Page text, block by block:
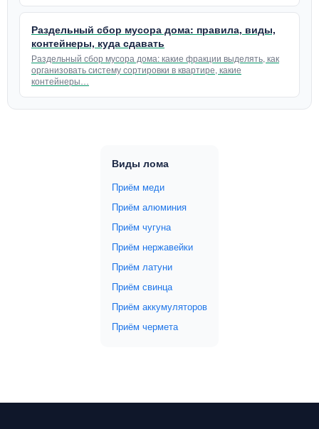
Раздельный сбор мусора дома: правила, виды,
контейнеры, куда сдавать
Раздельный сбор мусора дома: какие фракции выделять, как
организовать систему сортировки в квартире, какие
контейнеры…
Виды лома
Приём меди
Приём алюминия
Приём чугуна
Приём нержавейки
Приём латуни
Приём свинца
Приём аккумуляторов
Приём чермета